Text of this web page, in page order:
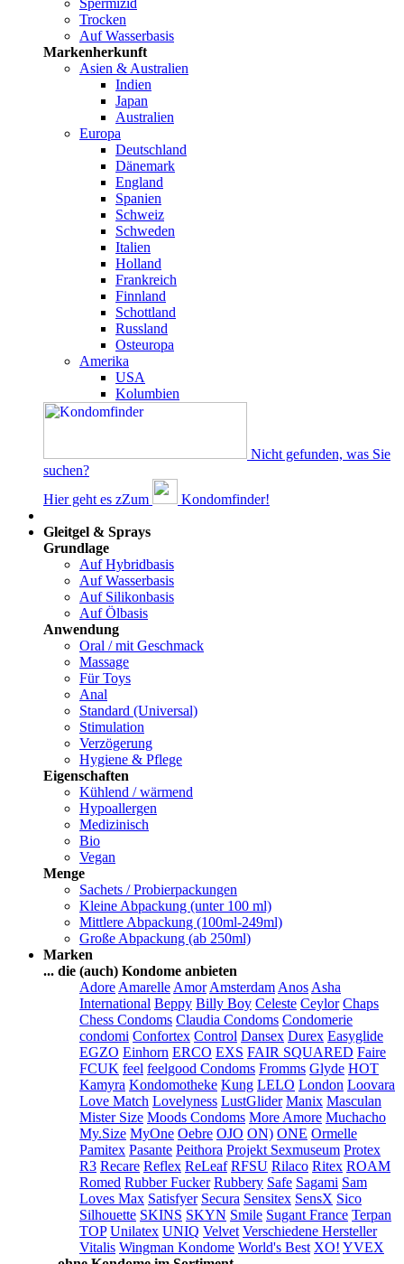
Spermizid
Trocken
Auf Wasserbasis
Markenherkunft
Asien & Australien
Indien
Japan
Australien
Europa
Deutschland
Dänemark
England
Spanien
Schweiz
Schweden
Italien
Holland
Frankreich
Finnland
Schottland
Russland
Osteuropa
Amerika
USA
Kolumbien
Nicht gefunden, was Sie
suchen?
Hier geht es zZum
Kondomfinder!
Gleitgel & Sprays
Grundlage
Auf Hybridbasis
Auf Wasserbasis
Auf Silikonbasis
Auf Ölbasis
Anwendung
Oral / mit Geschmack
Massage
Für Toys
Anal
Standard (Universal)
Stimulation
Verzögerung
Hygiene & Pflege
Eigenschaften
Kühlend / wärmend
Hypoallergen
Medizinisch
Bio
Vegan
Menge
Sachets / Probierpackungen
Kleine Abpackung (unter 100 ml)
Mittlere Abpackung (100ml-249ml)
Große Abpackung (ab 250ml)
Marken
... die (auch) Kondome anbieten
Adore Amarelle Amor Amsterdam Anos Asha
International Beppy Billy Boy Celeste Ceylor Chaps
Chess Condoms Claudia Condoms Condomerie
condomi Confortex Control Dansex Durex Easyglide
EGZO Einhorn ERCO EXS FAIR SQUARED Faire
FCUK feel feelgood Condoms Fromms Glyde HOT
Kamyra Kondomotheke Kung LELO London Loovara
Love Match Lovelyness LustGlider Manix Masculan
Mister Size Moods Condoms More Amore Muchacho
My.Size MyOne Oebre OJO ON) ONE Ormelle
Pamitex Pasante Peithora Projekt Sexmuseum Protex
R3 Recare Reflex ReLeaf RFSU Rilaco Ritex ROAM
Romed Rubber Fucker Rubbery Safe Sagami Sam
Loves Max Satisfyer Secura Sensitex SensX Sico
Silhouette SKINS SKYN Smile Sugant France Terpan
TOP Unilatex UNIQ Velvet Verschiedene Hersteller
Vitalis Wingman Kondome World's Best XO! YVEX